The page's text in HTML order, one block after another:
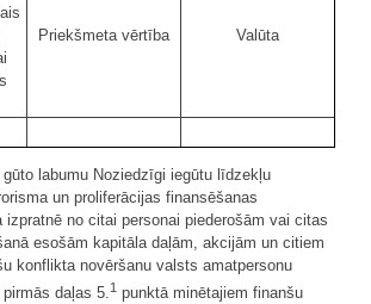
Priekšmeta vērtība Valūta
gūto labumu Noziedzīgi iegūtu līdzekļu
un proliferācijas finansēšanas
izpratnē no citai personai piederošām vai citas
esošām kapitāla daļām, akcijām un citiem
konflikta novēršanu valsts amatpersonu
daļas 5.1 punktā minētajiem finanšu